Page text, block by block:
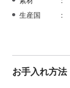
生産国
お手入れ方法